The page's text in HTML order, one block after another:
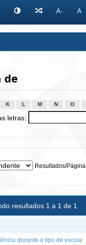
A- A
de
K L M N O
letras:
Resultados/Página
resultados 1 a 1 de 1
docente e tipo de escola